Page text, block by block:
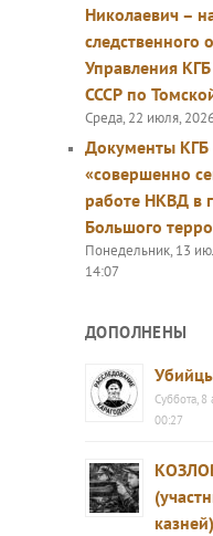
Николаевич –
следственного
Управления
СССР по
Среда, 22 июля,
Документы КГБ
«совершенно
работе НКВД в
Большого
Понедельник, 13
14:07
ДОПОЛНЕНЫ
Суббота, 8
00:27
казней)